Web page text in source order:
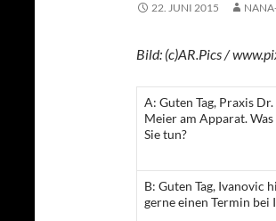
22. JUNI 2015
Bild: (c)AR.Pics /
A: Guten Tag, Praxis
Meier am Apparat.
Sie tun?
B: Guten Tag, Ivanovic
gerne einen Termin bei